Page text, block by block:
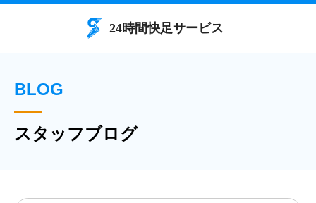
BLOG
スタッフブログ